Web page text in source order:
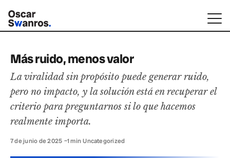
Más ruido, menos valor
La viralidad sin propósito puede generar ruido,
pero no impacto, y la solución está en recuperar el
criterio para preguntarnos si lo que hacemos
realmente importa.
7 de junio de 2025 ~1 min·Uncategorized